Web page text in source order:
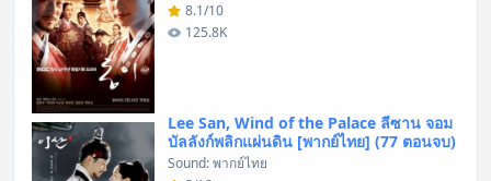
8.1/10
125.8K
Lee San, Wind of the Palace ลีซาน จอม
บัลลังก์พลิกแผ่นดิน [พากย์ไทย] (77 ตอนจบ)
Sound: พากย์ไทย